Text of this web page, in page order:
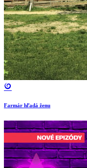
Farmár hľadá ženu